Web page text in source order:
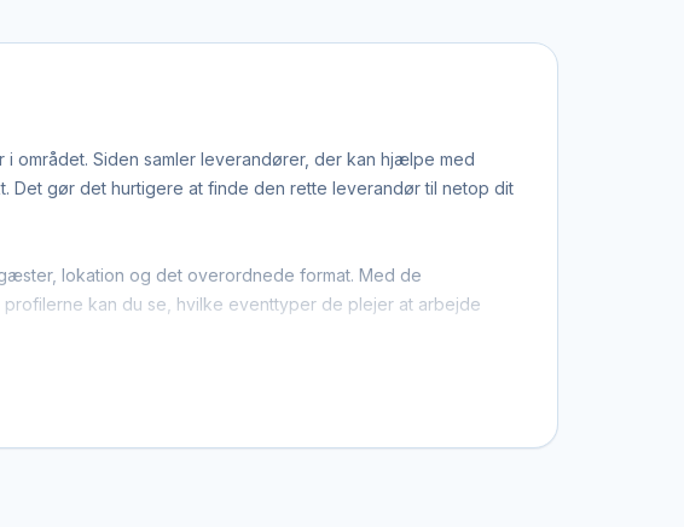
området. Siden samler leverandører, der kan hjælpe med
Det gør det hurtigere at finde den rette leverandør til netop dit
lokation og det overordnede format. Med de
kan du se, hvilke eventtyper de plejer at arbejde
Det betyder, at du ikke kun finder dem med base i